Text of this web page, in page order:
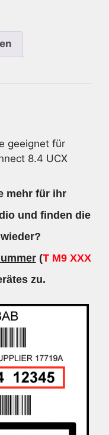
geeignet für
8.4 UCX
mehr für ihr
und finden die
(T M9 XXX
zu.